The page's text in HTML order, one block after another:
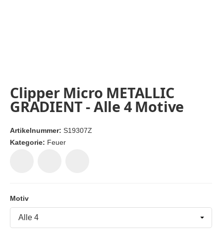
Clipper Micro METALLIC
GRADIENT - Alle 4 Motive
Artikelnummer: S19307Z
Kategorie: Feuer
Motiv
Motiv